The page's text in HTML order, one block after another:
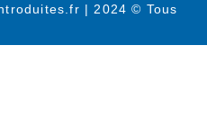
| 2024 © Tous